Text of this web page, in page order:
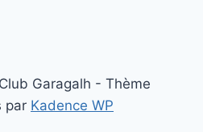
Garagalh - Thème
par Kadence WP